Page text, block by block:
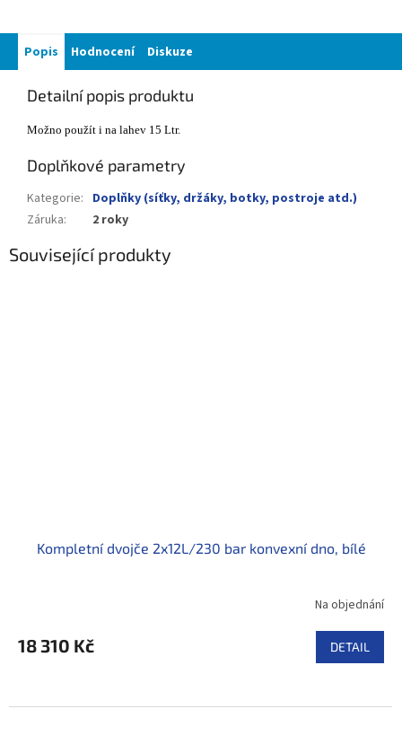
Popis Hodnocení Diskuze
Detailní popis produktu
Možno použít i na lahev 15 Ltr.
Doplňkové parametry
Kategorie: Doplňky (síťky, držáky, botky, postroje atd.)
Záruka: 2 roky
Související produkty
Kompletní dvojče 2x12L/230 bar konvexní dno, bílé
Na objednání
18 310 Kč DETAIL